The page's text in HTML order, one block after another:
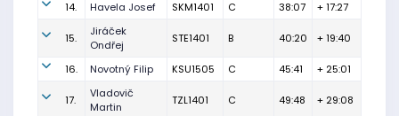
14.
Havela Josef SKM1401 C 38:07 + 17:27
15.
Jiráček
Ondřej
STE1401 B 40:20 + 19:40
16. Novotný Filip KSU1505 C 45:41 + 25:01
17.
Vladovič
Martin
TZL1401 C 49:48 + 29:08